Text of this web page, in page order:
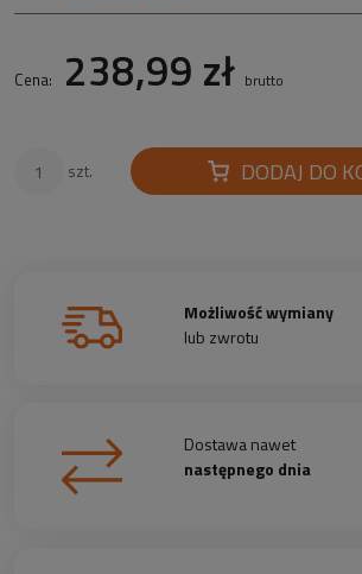
Cena: 238,99 zł brutto
szt. DODAJ DO
Możliwość wymiany
lub zwrotu
Dostawa nawet
następnego dnia